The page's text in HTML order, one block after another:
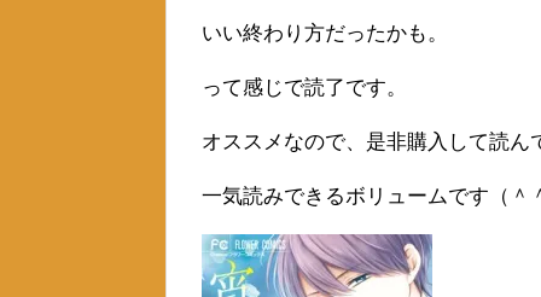
いい終わり方だったかも。
って感じで読了です。
オススメなので、是非購入して読ん
一気読みできるボリュームです（＾